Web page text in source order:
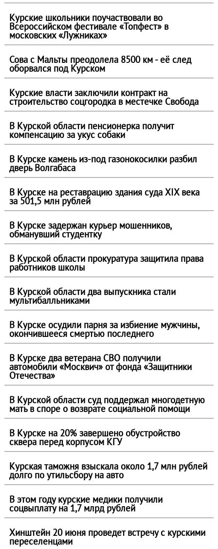
Курские школьники поучаствовали во
Всероссийском фестивале «Топфест» в
московских «Лужниках»
Сова с Мальты преодолела 8500 км - её след
оборвался под Курском
Курские власти заключили контракт на
строительство соцгородка в местечке Свобода
В Курской области пенсионерка получит
компенсацию за укус собаки
В Курске камень из-под газонокосилки разбил
дверь Волгабаса
В Курске на реставрацию здания суда XIX века
за 501,5 млн рублей
В Курске задержан курьер мошенников,
обманувший студентку
В Курской области прокуратура защитила права
работников школы
В Курской области два выпускника стали
мультибалльниками
В Курске осудили парня за избиение мужчины,
окончившееся смертью последнего
В Курске два ветерана СВО получили
автомобили «Москвич» от фонда «Защитники
Отечества»
В Курской области суд поддержал многодетную
мать в споре о возврате социальной помощи
В Курске на 20% завершено обустройство
сквера перед корпусом КГУ
Курская таможня взыскала около 1,7 млн рублей
долго по утильсбору на авто
В этом году курские медики получили
соцвыплату на 1,7 млрд рублей
Хинштейн 20 июня проведет встречу с курскими
переселенцами